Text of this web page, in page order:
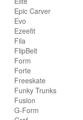
Epic Carver
Evo
Ezeefit
Fila
FlipBelt
Form
Forte
Freeskate
Funky Trunks
Fusion
G-Form